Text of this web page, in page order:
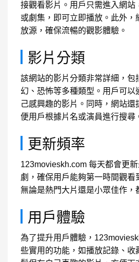
接觀看影片。用戶只需進入網站
或劇集，即可立即播放。此外，
放源，確保流暢的觀影體驗。
影片分類
該網站的影片分類非常詳細，包
幻、恐怖等多種類型。用戶可以
己感興趣的影片。同時，網站還
便用戶根據片名或演員進行搜尋
更新頻率
123movieskh.com 每天都會更
劇，確保用戶能夠第一時間觀看
無論是熱門大片還是小眾佳作，
用戶體驗
為了提升用戶體驗，
些實用的功能，如播放記錄、收